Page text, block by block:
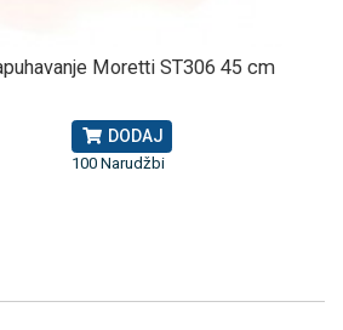
Moretti ST306 45 cm
DODAJ
100 Narudžbi